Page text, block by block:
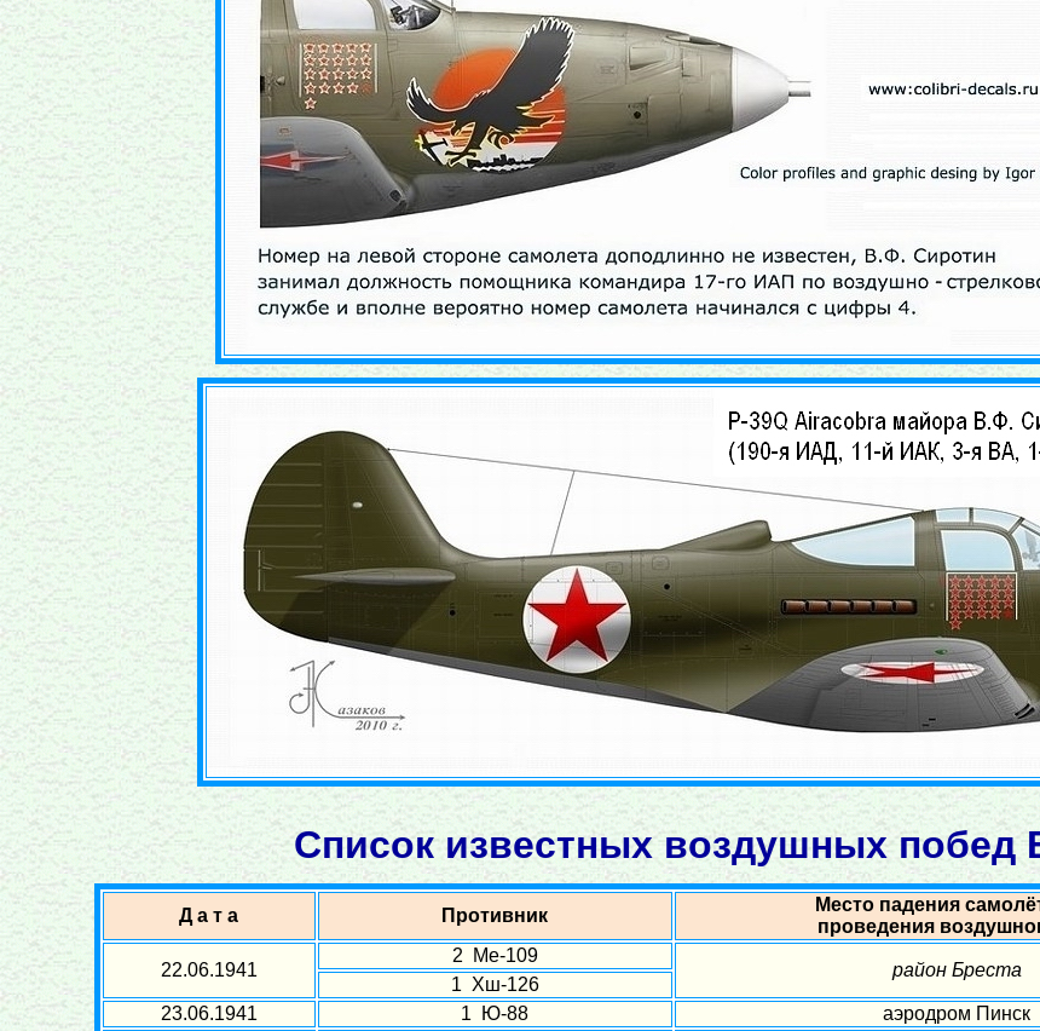
Список известных воздушных побед
Д а т а Противник
Место падения
проведения
22.06.1941
2 Ме-109
район Бреста
1 Хш-126
23.06.1941
1 Ю-88 аэродром Пинск